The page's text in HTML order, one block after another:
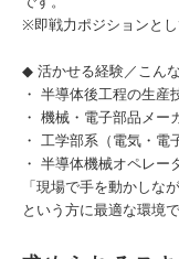
※即戦力ポジションとし
◆ 活かせる経験／こん
・ 半導体後工程の生産
・ 機械・電子部品メー
・ 工学部系（電気・電
・ 半導体機械オペレ
「現場で手を動かしな
という方に最適な環境で